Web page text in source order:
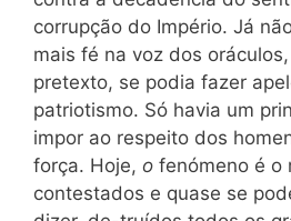
corrupção do Império. Já
mais fé na voz dos
pretexto, se podia fazer
patriotismo. Só havia um
impor ao respeito dos
força. Hoje, o fenómeno é o
contestados e quase se